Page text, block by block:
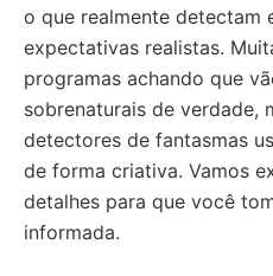
o que realmente detectam
expectativas realistas.
programas achando que
sobrenaturais de verdade,
detectores de fantasmas
de forma criativa. Vamos
detalhes para que você
informada.